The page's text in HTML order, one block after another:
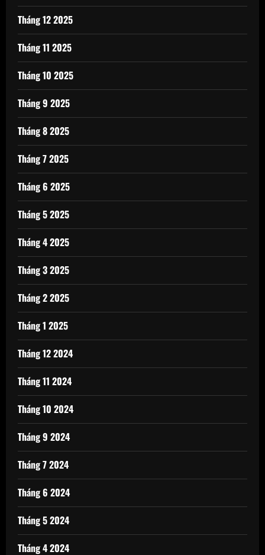
Tháng 12 2025
Tháng 11 2025
Tháng 10 2025
Tháng 9 2025
Tháng 8 2025
Tháng 7 2025
Tháng 6 2025
Tháng 5 2025
Tháng 4 2025
Tháng 3 2025
Tháng 2 2025
Tháng 1 2025
Tháng 12 2024
Tháng 11 2024
Tháng 10 2024
Tháng 9 2024
Tháng 7 2024
Tháng 6 2024
Tháng 5 2024
Tháng 4 2024